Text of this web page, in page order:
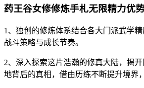
药王谷女修修炼手札无限精力优
1、独创的修炼体系结合各大门派武学
战斗策略与成长节奏。
2、深入探索这片浩瀚的修真大陆，揭
地背后的真相，借由历练不断提升境界